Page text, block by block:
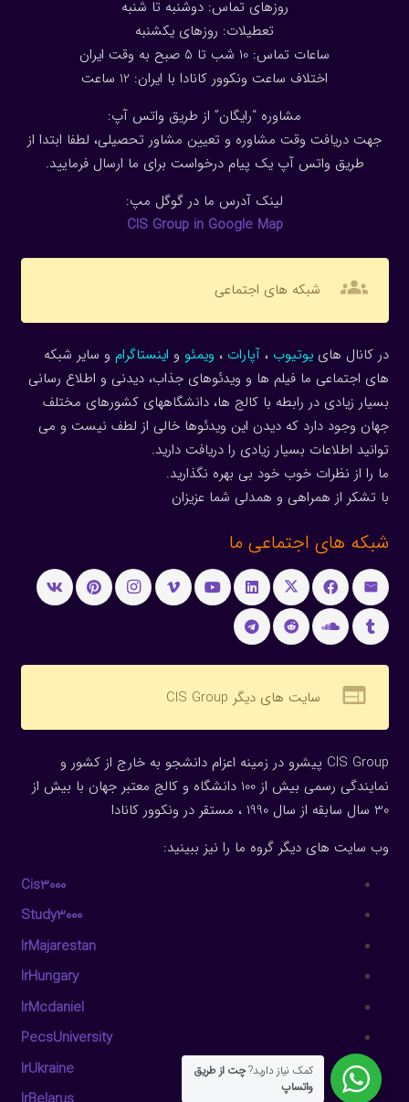
روزهای تماس: دوشنبه تا شنبه
تعطیلات: روزهای یکشنبه
ساعات تماس: 10 شب تا 5 صبح به وقت ایران
اختلاف ساعت ونکوور کانادا با ایران: 1 2 ساعت
مشاوره “رایگان” از طریق واتس آپ:
جهت دریافت وقت مشاوره و تعیین مشاور تحصیلی، لطفا ابتدا از
طریق واتس آپ یک پیام درخواست برای ما ارسال فرمایید.
لینک آدرس ما در گوگل مپ:
CIS Group in Google Map
groups شبکه های اجتماعی
در کانال هاییوتیوب ، آپارات ، ویمئو و اینستاگرام و سایر شبکه
های اجتماعی ما فیلم ها و ویدئوهای جذاب، دیدنی و اطلاع رسانی
بسیار زیادی در رابطه با کالج ها، دانشگاههای کشورهای مختلف
جهان وجود دارد که دیدن این ویدئوها خالی از لطف نیست و می
توانید اطلاعات بسیار زیادی را دریافت دارید.
ما را از نظرات خوب خود بی بهره نگذارید.
با تشکر از همراهی و همدلی شما عزیزان
شبکه های اجتماعی ما
web سایت های دیگر CIS Group
CIS Group پیشرو در زمینه اعزام دانشجو به خارج از کشور و
نمایندگی رسمی بیش از 100 دانشگاه و کالج معتبر جهان با بیش از
30 سال سابقه از سال 1990 ، مستقر در ونکوور کانادا
وب سایت های دیگر گروه ما را نیز ببینید:
Cis3000
Study3000
IrMajarestan
IrHungary
IrMcdaniel
PecsUniversity
IrUkraine
کمک نیاز دارید?چت از طریق
واتساپ